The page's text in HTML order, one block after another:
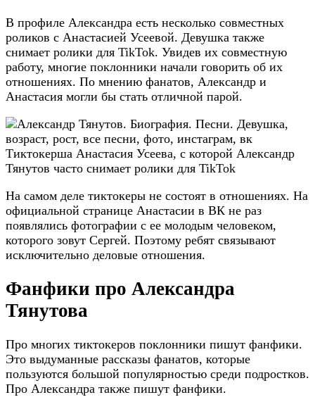
В профиле Александра есть несколько совместных
роликов с Анастасией Усеевой. Девушка также
снимает ролики для TikTok. Увидев их совместную
работу, многие поклонники начали говорить об их
отношениях. По мнению фанатов, Александр и
Анастасия могли бы стать отличной парой.
Тиктокерша Анастасия Усеева, с которой Александр
Тянутов часто снимает ролики для TikTok
На самом деле тиктокеры не состоят в отношениях. На
официальной странице Анастасии в ВК не раз
появлялись фотографии с ее молодым человеком,
которого зовут Сергей. Поэтому ребят связывают
исключительно деловые отношения.
Фанфики про Александра
Тянутова
Про многих тиктокеров поклонники пишут фанфики.
Это выдуманные рассказы фанатов, которые
пользуются большой популярностью среди подростков.
Про Александра также пишут фанфики.